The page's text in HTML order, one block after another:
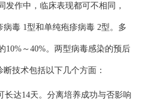
作中，临床表现都可不相同，
毒 1型和单纯疱疹病毒 2型。多
10%～40%。两型病毒感染的预后
技术包括以下几个方面：
长达14天。分离培养成功与否影响